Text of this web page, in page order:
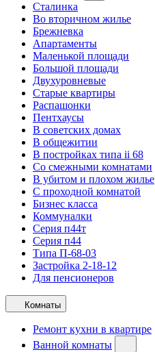
Сталинка
Во вторичном жилье
Брежневка
Апартаменты
Маленькой площади
Большой площади
Двухуровневые
Старые квартиры
Распашонки
Пентхаусы
В советских домах
В общежитии
В постройках типа ii 68
Со смежными комнатами
В убитом и плохом жилье
С проходной комнатой
Бизнес класса
Коммуналки
Серия п44т
Серия п44
Типа П-68-03
Застройка 2-18-12
Для пенсионеров
Комнаты
Ремонт кухни в квартире
Ванной комнаты